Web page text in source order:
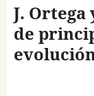
J. Ortega
de